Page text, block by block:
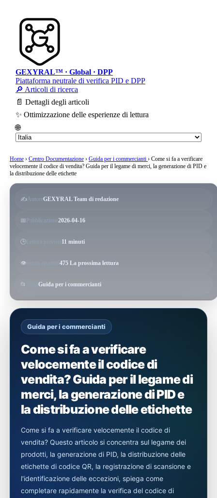
GEXYRAL™ · Global · DPP
Piattaforma neutrale di verifica PID e DPP
🔎 Articoli di ricerca
📄 Dettagli degli articoli
✨ Ottimizzazione delle esperienze di lettura
🌐
Home › Centro Documentazione › Guida per i commercianti › Come si fa a verificare
velocemente il codice di vendita? Guida per il legame di merci, la generazione di PID e
la distribuzione delle etichette
✍️AutoreGEXYRAL Team di redazione
📅 Pubblicazione2026-04-16
🕒 Lettura prevista 11 minuti
👁️ lettura quantità 475 La prossima lettura
📂 Guida per i commercianti
Guida per i commercianti
Come si fa a verificare
velocemente il codice di
vendita? Guida per il legame di
merci, la generazione di PID e
la distribuzione delle etichette
Come si fa a verificare velocemente il codice di
vendita? Questo articolo si concentra sul legame dei
prodotti, la generazione di PID, la distribuzione delle
etichette di codice QR, la registrazione di scansione e
l'identificazione delle eccezioni, spiega come
completare rapidamente la verifica del codice di